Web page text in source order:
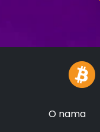
O nama